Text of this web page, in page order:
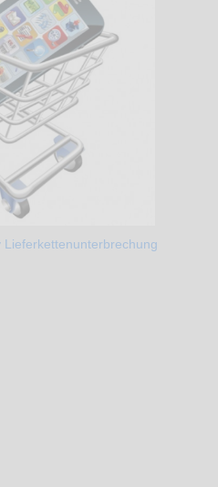
Lieferkettenunterbrechung